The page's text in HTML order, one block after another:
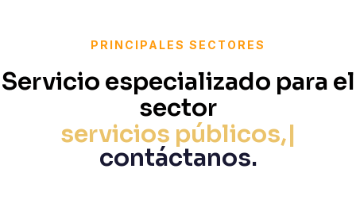
PRINCIPALES SECTORES
Servicio especializado para el
sector
servicios púb contáctanos.